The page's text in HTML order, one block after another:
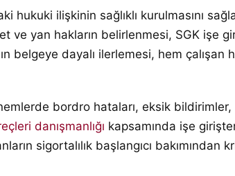
hukuki ilişkinin sağlıklı kurulmasını
ve yan hakların belirlenmesi, SGK işe
belgeye dayalı ilerlemesi, hem
bordro hataları, eksik
danışmanlığı kapsamında işe
sigortalılık başlangıcı